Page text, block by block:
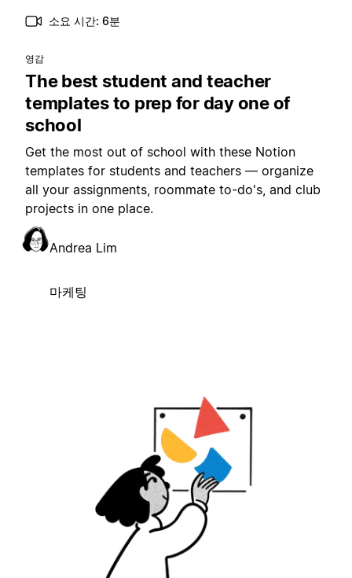
소요 시간: 6분
영감
The best student and teacher
templates to prep for day one of
school
Get the most out of school with these Notion
templates for students and teachers — organize
all your assignments, roommate to-do's, and club
projects in one place.
Andrea Lim
마케팅